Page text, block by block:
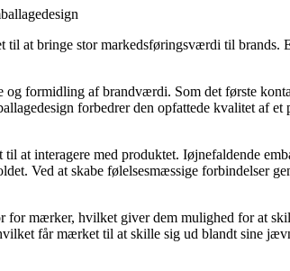
at bringe stor markedsføringsværdi til
formidling af brandværdi. Som det første
forbedrer den opfattede kvalitet af
at interagere med produktet. Iøjnefaldende
Ved at skabe følelsesmæssige forbindelser
mærker, hvilket giver dem mulighed for at
får mærket til at skille sig ud blandt sine